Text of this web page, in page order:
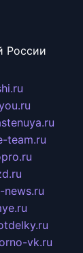
России
team.ru
vk.ru